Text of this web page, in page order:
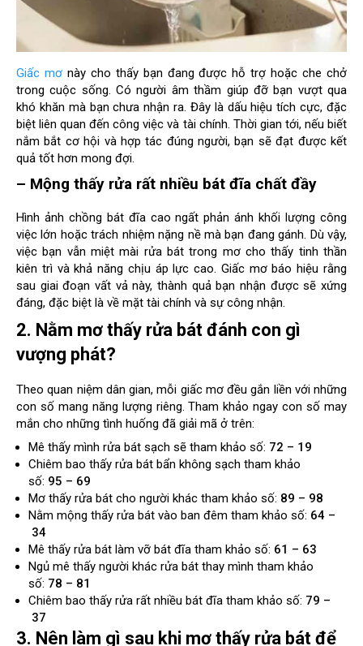
Giấc mơnày cho thấy bạn đang được hỗ trợ hoặc che chở
trong cuộc sống. Có người âm thầm giúp đỡ bạn vượt qua
khó khăn mà bạn chưa nhận ra. Đây là dấu hiệu tích cực, đặc
biệt liên quan đến công việc và tài chính. Thời gian tới, nếu biết
nắm bắt cơ hội và hợp tác đúng người, bạn sẽ đạt được kết
quả tốt hơn mong đợi.
– Mộng thấy rửa rất nhiều bát đĩa chất đầy
Hình ảnh chồng bát đĩa cao ngất phản ánh khối lượng công
việc lớn hoặc trách nhiệm nặng nề mà bạn đang gánh. Dù vậy,
việc bạn vẫn miệt mài rửa bát trong mơ cho thấy tinh thần
kiên trì và khả năng chịu áp lực cao. Giấc mơ báo hiệu rằng
sau giai đoạn vất vả này, thành quả bạn nhận được sẽ xứng
đáng, đặc biệt là về mặt tài chính và sự công nhận.
2. Nằm mơ thấy rửa bát đánh con gì
vượng phát?
Theo quan niệm dân gian, mỗi giấc mơ đều gắn liền với những
con số mang năng lượng riêng. Tham khảo ngay con số may
mắn cho những tình huống đã giải mã ở trên:
Mê thấy mình rửa bát sạch sẽ tham khảo số: 72 – 19
Chiêm bao thấy rửa bát bẩn không sạch tham khảo
số: 95 – 69
Mơ thấy rửa bát cho người khác tham khảo số: 89 – 98
Nằm mộng thấy rửa bát vào ban đêm tham khảo số: 64 –
34
Mê thấy rửa bát làm vỡ bát đĩa tham khảo số: 61 – 63
Ngủ mê thấy người khác rửa bát thay mình tham khảo
số: 78 – 81
Chiêm bao thấy rửa rất nhiều bát đĩa tham khảo số: 79 –
37
3. Nên làm gì sau khi mơ thấy rửa bát để